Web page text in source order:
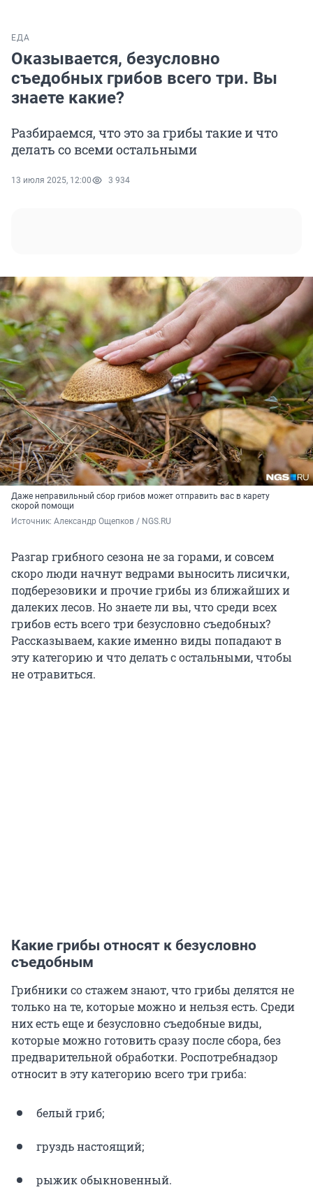
ЕДА
Оказывается, безусловно
съедобных грибов всего три. Вы
знаете какие?
Разбираемся, что это за грибы такие и что
делать со всеми остальными
13 июля 2025, 12:00 3 934
Даже неправильный сбор грибов может отправить вас в карету
скорой помощи
Источник: Александр Ощепков / NGS.RU
Разгар грибного сезона не за горами, и совсем
скоро люди начнут ведрами выносить лисички,
подберезовики и прочие грибы из ближайших и
далеких лесов. Но знаете ли вы, что среди всех
грибов есть всего три безусловно съедобных?
Рассказываем, какие именно виды попадают в
эту категорию и что делать с остальными, чтобы
не отравиться.
Какие грибы относят к безусловно
съедобным
Грибники со стажем знают, что грибы делятся не
только на те, которые можно и нельзя есть. Среди
них есть еще и безусловно съедобные виды,
которые можно готовить сразу после сбора, без
предварительной обработки. Роспотребнадзор
относит в эту категорию всего три гриба:
белый гриб;
груздь настоящий;
рыжик обыкновенный.